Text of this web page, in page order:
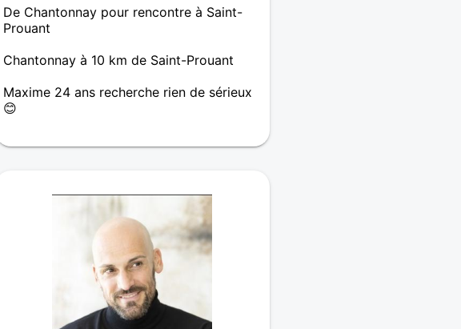
De Chantonnay pour rencontre à Saint-
Prouant
Chantonnay à 10 km de Saint-Prouant
Maxime 24 ans recherche rien de sérieux
😊